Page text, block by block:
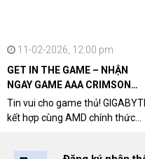
11-02-2026, 12:00 pm
GET IN THE GAME – NHẬN
NGAY GAME AAA CRIMSON
DESERT CÙNG GIGABYTE &
AMD
Tin vui cho game thủ!
kết hợp cùng AMD chính thức